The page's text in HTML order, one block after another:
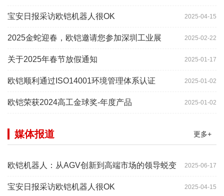
2025-04-15
宝安日报采访欧铠机器人很OK
2025-02-22
2025金蛇迎春，欧铠邀请您参加深圳工业展
2025-01-17
关于2025年春节放假通知
2025-01-02
欧铠顺利通过ISO14001环境管理体系认证
2025-01-02
欧铠荣获2024高工金球奖-年度产品
更多+
媒体报道
2025-06-17
欧铠机器人：从AGV创新到高端市场的领导蜕变
2025-04-15
宝安日报采访欧铠机器人很OK